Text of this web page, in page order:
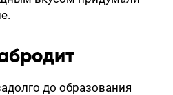
до образования